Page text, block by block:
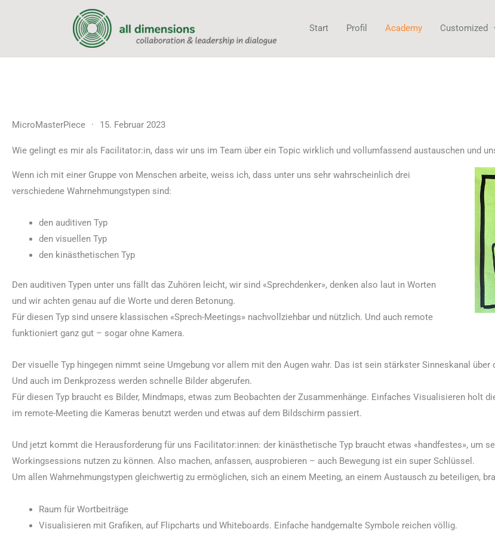
Start Profil Academy Customized
MicroMasterPiece · 15. Februar 2023
Wie gelingt es mir als Facilitator:in, dass wir uns im Team über ein Topic wirklich und vollumfassend austauschen und
Wenn ich mit einer Gruppe von Menschen arbeite, weiss ich, dass unter uns sehr wahrscheinlich drei
verschiedene Wahrnehmungstypen sind:
den auditiven Typ
den visuellen Typ
den kinästhetischen Typ
Den auditiven Typen unter uns fällt das Zuhören leicht, wir sind «Sprechdenker», denken also laut in Worten
und wir achten genau auf die Worte und deren Betonung.
Für diesen Typ sind unsere klassischen «Sprech-Meetings» nachvollziehbar und nützlich. Und auch remote
funktioniert ganz gut – sogar ohne Kamera.
Der visuelle Typ hingegen nimmt seine Umgebung vor allem mit den Augen wahr. Das ist sein stärkster Sinneskanal
Und auch im Denkprozess werden schnelle Bilder abgerufen.
Für diesen Typ braucht es Bilder, Mindmaps, etwas zum Beobachten der Zusammenhänge. Einfaches Visualisieren holt
im remote-Meeting die Kameras benutzt werden und etwas auf dem Bildschirm passiert.
Und jetzt kommt die Herausforderung für uns Facilitator:innen: der kinästhetische Typ braucht etwas «handfestes», um
Workingsessions nutzen zu können. Also machen, anfassen, ausprobieren – auch Bewegung ist ein super Schlüssel.
Um allen Wahrnehmungstypen gleichwertig zu ermöglichen, sich an einem Meeting, an einem Austausch zu beteiligen,
Raum für Wortbeiträge
Visualisieren mit Grafiken, auf Flipcharts und Whiteboards. Einfache handgemalte Symbole reichen völlig.